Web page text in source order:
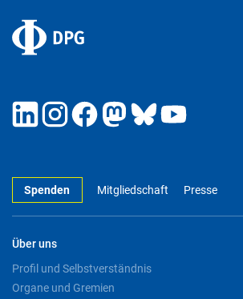
Spenden Mitgliedschaft Presse
Über uns
Profil und Selbstverständnis
Organe und Gremien